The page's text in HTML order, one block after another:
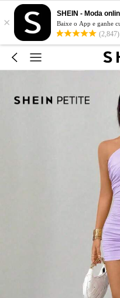
×
SHEIN - Moda
Baixe o App e ganhe
(2,847)